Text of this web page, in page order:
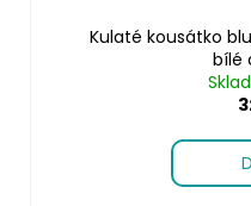
Kulaté kousátko
bílé